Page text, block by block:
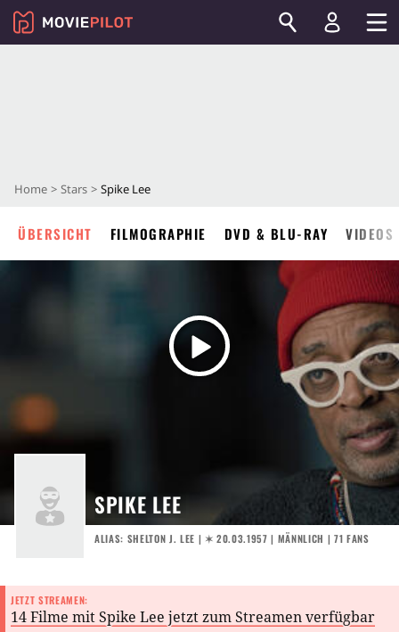
Home Stars Spike Lee
ÜBERSICHT FILMOGRAPHIE DVD & BLU-RAY VIDEOS
SPIKE LEE
ALIAS: SHELTON J. LEE | ✶ 20.03.1957 | MÄNNLICH | 71 FANS
JETZT STREAMEN:
14 Filme mit Spike Lee jetzt zum Streamen verfügbar